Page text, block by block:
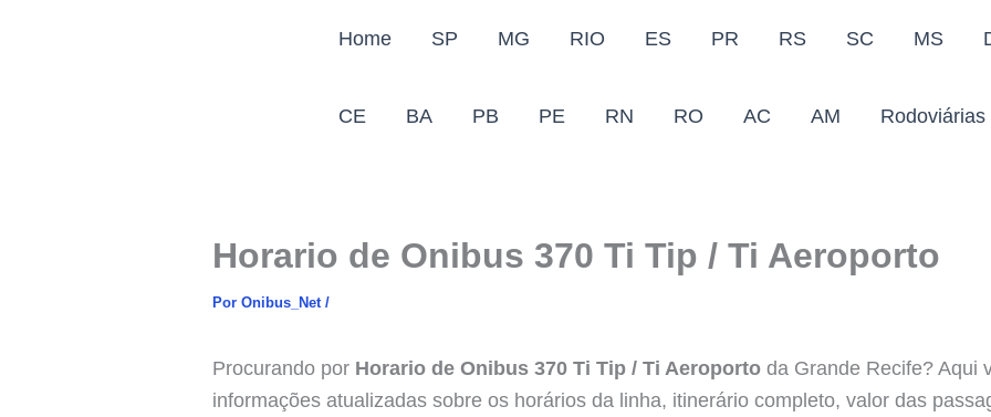
Home SP MG RIO ES PR RS SC MS
CE BA PB PE RN RO AC AM Rodoviárias
Horario de Onibus 370 Ti Tip / Ti Aeroporto
Por Onibus_Net /
Procurando por Horario de Onibus 370 Ti Tip / Ti Aeroporto da Grande Recife? Aqui
informações atualizadas sobre os horários da linha, itinerário completo, valor das